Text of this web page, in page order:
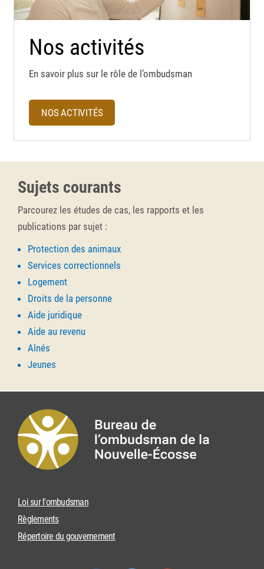
Nos activités
En savoir plus sur le rôle de l’ombudsman
NOS ACTIVITÉS
Sujets courants
Parcourez les études de cas, les rapports et les
publications par sujet :
Protection des animaux
Services correctionnels
Logement
Droits de la personne
Aide juridique
Aide au revenu
Aînés
Jeunes
Loi sur l'ombudsman
Règlements
Répertoire du gouvernement